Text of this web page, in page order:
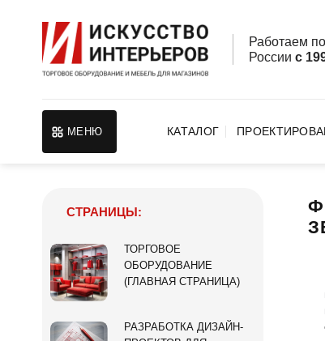
Работаем
России с
МЕНЮ КАТАЛОГ
СТРАНИЦЫ:
ТОРГОВОЕ
ОБОРУДОВАНИЕ
(ГЛАВНАЯ СТРАНИЦА)
РАЗРАБОТКА ДИЗАЙН-